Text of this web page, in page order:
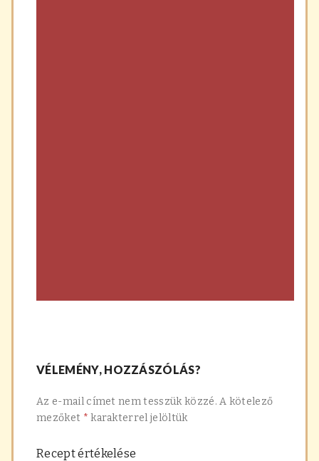
VÉLEMÉNY, HOZZÁSZÓLÁS?
Az e-mail címet nem tesszük közzé. A kötelező
mezőket * karakterrel jelöltük
Recept értékelése